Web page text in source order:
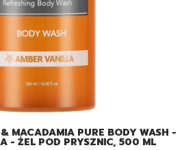
MACADAMIA PURE BODY WASH -
AMBER VANILLA - ŻEL POD PRYSZNIC, 500 ML